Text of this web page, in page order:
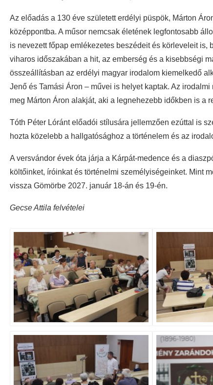
Az előadás a 130 éve született erdélyi püspök, Márton
középpontba. A műsor nemcsak életének legfontosabb
is nevezett főpap emlékezetes beszédeit és körleveleit
viharos időszakában a hit, az emberség és a kisebbségi
összeállításban az erdélyi magyar irodalom kiemelkedő
Jenő és Tamási Áron – művei is helyet kaptak. Az
meg Márton Áron alakját, aki a legnehezebb időkben is a
Tóth Péter Lóránt előadói stílusára jellemzően ezúttal is
hozta közelebb a hallgatósághoz a történelem és az
A versvándor évek óta járja a Kárpát-medence és a
költőinket, íróinkat és történelmi személyiségeinket. Mint
vissza Gömörbe 2027. január 18-án és 19-én.
Gecse Attila felvételei